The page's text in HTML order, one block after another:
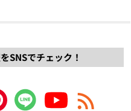
SNSでチェック！